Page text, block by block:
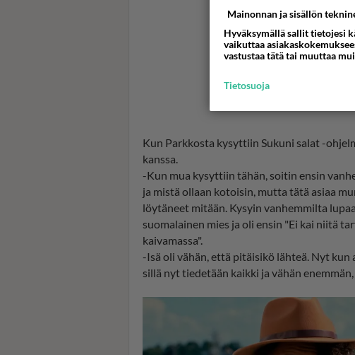
Kun Parkkosta kysyttiin Sukuni salat -
kanssa.
-Kun mua kysyttiin tähän, soitin ensin
ja mistä ollaan kotoisin, mutta tätä asiaa
löytäneet mitään. Kysyin vanhemmilta
suomalainen mies ja oli ensin "Ei kai niitä
kaivamassa".
-Isä oli vähän, että pitäisikö lähteä. Nyt
sillä nyt tiedetään kaikki ja vähän
Mainonnan ja sisällön
Hyväksymällä sallit tietojesi
vaikuttaa
vastustaa tätä tai muuttaa
Tietosuoja